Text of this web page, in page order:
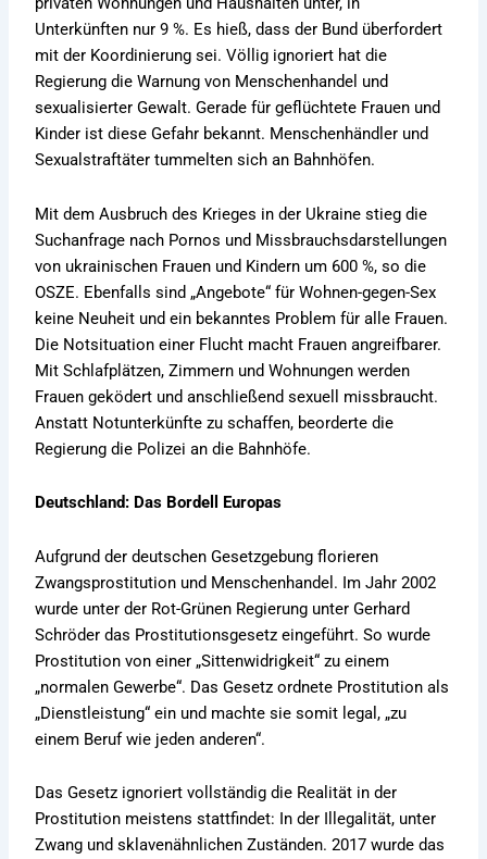
Unterkünften nur 9 %. Es hieß, dass der Bund überfordert
mit der Koordinierung sei. Völlig ignoriert hat die
Regierung die Warnung von Menschenhandel und
sexualisierter Gewalt. Gerade für geflüchtete Frauen und
Kinder ist diese Gefahr bekannt. Menschenhändler und
Sexualstraftäter tummelten sich an Bahnhöfen.
Mit dem Ausbruch des Krieges in der Ukraine stieg die
Suchanfrage nach Pornos und Missbrauchsdarstellungen
von ukrainischen Frauen und Kindern um 600 %, so die
OSZE. Ebenfalls sind „Angebote“ für Wohnen-gegen-Sex
keine Neuheit und ein bekanntes Problem für alle Frauen.
Die Notsituation einer Flucht macht Frauen angreifbarer.
Mit Schlafplätzen, Zimmern und Wohnungen werden
Frauen geködert und anschließend sexuell missbraucht.
Anstatt Notunterkünfte zu schaffen, beorderte die
Regierung die Polizei an die Bahnhöfe.
Deutschland: Das Bordell Europas
Aufgrund der deutschen Gesetzgebung florieren
Zwangsprostitution und Menschenhandel. Im Jahr 2002
wurde unter der Rot-Grünen Regierung unter Gerhard
Schröder das Prostitutionsgesetz eingeführt. So wurde
Prostitution von einer „Sittenwidrigkeit“ zu einem
„normalen Gewerbe“. Das Gesetz ordnete Prostitution als
„Dienstleistung“ ein und machte sie somit legal, „zu
einem Beruf wie jeden anderen“.
Das Gesetz ignoriert vollständig die Realität in der
Prostitution meistens stattfindet: In der Illegalität, unter
Zwang und sklavenähnlichen Zuständen. 2017 wurde das